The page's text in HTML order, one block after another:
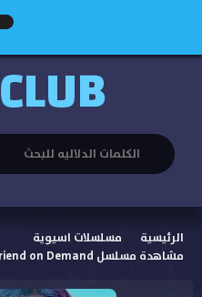
CLUB
الرئيسية
مسلسلات اسيوية
مشاهدة مسلسل Boyfriend on Demand الحلقة 10 مترجمة